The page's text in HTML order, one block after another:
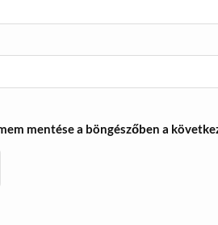
mentése a böngészőben a